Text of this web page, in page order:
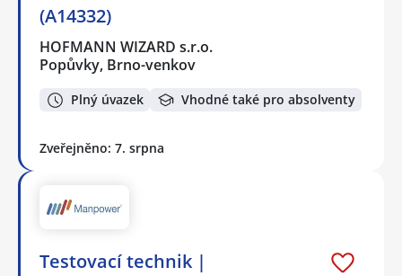
(A14332)
HOFMANN WIZARD s.r.o.
Popůvky, Brno-venkov
Plný úvazek Vhodné také pro absolventy
Zveřejněno: 7. srpna
Testovací technik |